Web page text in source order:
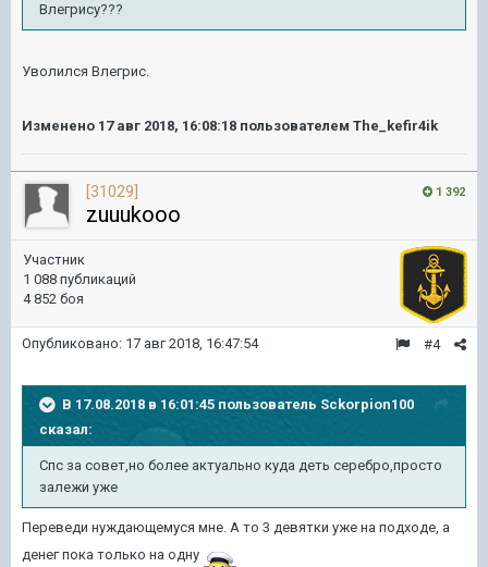
Влегрису???
Уволился Влегрис.
Изменено 17 авг 2018, 16:08:18 пользователем The_kefir4ik
1 392
[31029]
zuuukooo
Участник
1 088 публикаций
4 852 боя
#4
Опубликовано: 17 авг 2018, 16:47:54
В 17.08.2018 в 16:01:45 пользователь Sckorpion100
сказал:
Спс за совет,но более актуально куда деть серебро,просто
залежи уже
Переведи нуждающемуся мне. А то 3 девятки уже на подходе, а
денег пока только на одну